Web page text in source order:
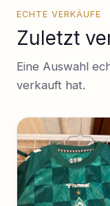
ECHTE VERKÄUFE
Zuletzt
Eine Auswahl
verkauft hat.